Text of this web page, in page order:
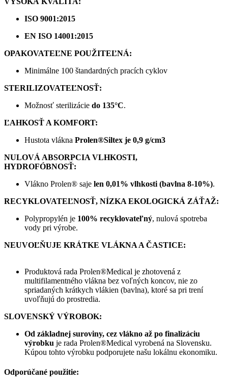
ISO 9001:2015
EN ISO 14001:2015
OPAKOVATEĽNE POUŽITEĽNÁ:
Minimálne 100 štandardných pracích cyklov
STERILIZOVATEĽNOSŤ:
Možnosť sterilizácie do 135°C.
ĽAHKOSŤ A KOMFORT:
Hustota vlákna Prolen®Siltex je 0,9 g/cm3
NULOVÁ ABSORPCIA VLHKOSTI,
HYDROFÓBNOSŤ:
Vlákno Prolen® saje len 0,01% vlhkosti (bavlna 8-10%).
RECYKLOVATEĽNOSŤ, NÍZKA EKOLOGICKÁ ZÁŤAŽ:
Polypropylén je 100% recyklovateľný, nulová spotreba
vody pri výrobe.
NEUVOĽŇUJE KRÁTKE VLÁKNA A ČASTICE:
Produktová rada Prolen®Medical je zhotovená z
multifilamentného vlákna bez voľných koncov, nie zo
spriadaných krátkych vlákien (bavlna), ktoré sa pri trení
uvoľňujú do prostredia.
SLOVENSKÝ VÝROBOK:
Od základnej suroviny, cez vlákno až po finalizáciu
výrobku je rada Prolen®Medical vyrobená na Slovensku.
Kúpou tohto výrobku podporujete našu lokálnu ekonomiku.
Odporúčané použitie: